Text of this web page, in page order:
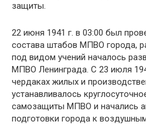
защиты.
22 июня 1941 г. в 03:00 был
состава штабов МПВО города,
под видом учений началось
МПВО Ленинграда. С 23 июля
чердаках жилых и
устанавливалось
самозащиты МПВО и начались
подготовки города к